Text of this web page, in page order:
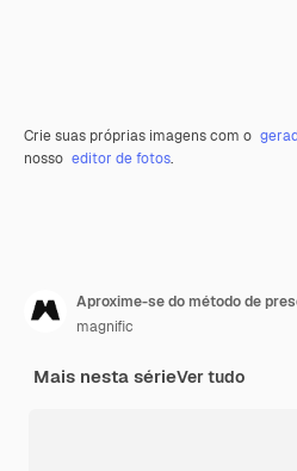
Crie suas próprias imagens com o
nosso editor de fotos.
Aproxime-se do método de
magnific
Mais nesta sérieVer tudo